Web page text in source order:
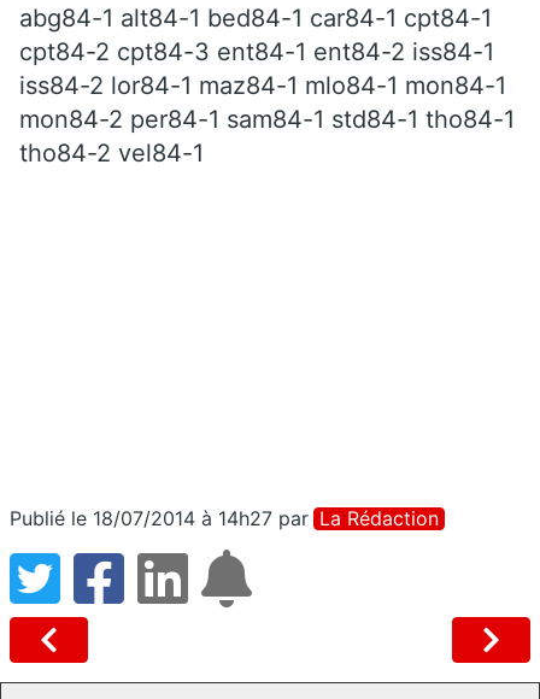
abg84-1 alt84-1 bed84-1 car84-1 cpt84-1
cpt84-2 cpt84-3 ent84-1 ent84-2 iss84-1
iss84-2 lor84-1 maz84-1 mlo84-1 mon84-1
mon84-2 per84-1 sam84-1 std84-1 tho84-1
tho84-2 vel84-1
Publié le 18/07/2014 à 14h27 par La Rédaction